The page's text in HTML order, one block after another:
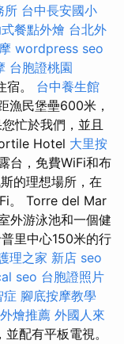
所 台中長安國小
餐點外燴 台北外
wordpress seo
台胞證桃園
宿。 台中養生館
漁民堡壘600米，
忙於我們，並且
Hotel 大里按
台，免費WiFi和布
的理想場所，在
。 Torre del Mar
外游泳池和一個健
里中心150米的行
理之家 新店 seo
seo 台胞證照片
症 腳底按摩教學
燴推薦 外國人來
配有平板電視。